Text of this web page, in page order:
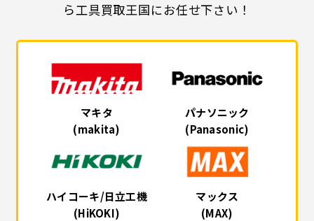
ら工具買取王国にお任せ下さい！
マキタ
(makita)
パナソニック
(Panasonic)
ハイコーキ/日立工機
(HiKOKI)
マックス
(MAX)